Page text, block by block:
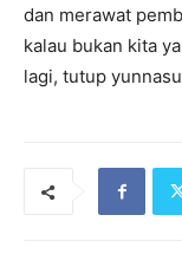
dan merawat
kalau bukan kita
lagi, tutup